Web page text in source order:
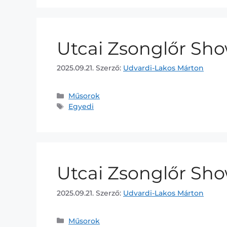
Utcai Zsonglőr
2025.09.21. Szerző: Udvardi-Lakos Márton
Műsorok
Egyedi
Utcai Zsonglőr
2025.09.21. Szerző: Udvardi-Lakos Márton
Műsorok